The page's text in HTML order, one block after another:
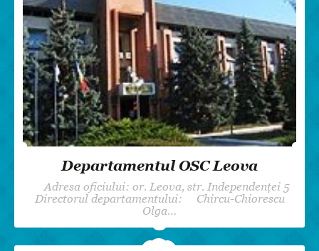
Departamentul OSC Leova
Adresa oficiului: or. Leova, str. Independenței 5
Directorul departamentului: Chircu-Chiorescu
Olga…